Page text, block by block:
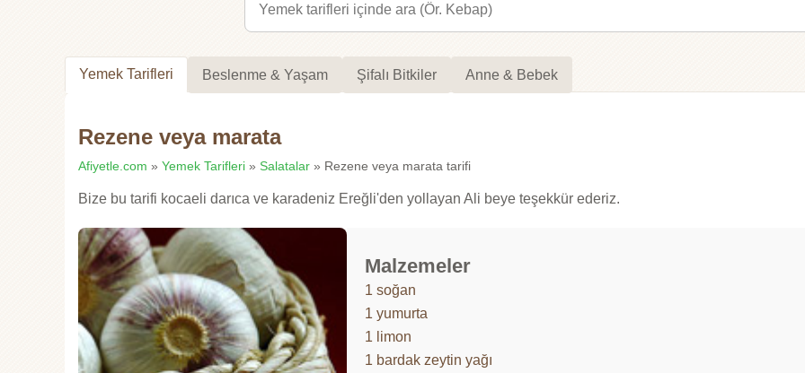
Yemek Tarifleri Beslenme & Yaşam Şifalı Bitkiler Anne & Bebek
Rezene veya marata
Afiyetle.com » Yemek Tarifleri » Salatalar » Rezene veya marata tarifi
Bize bu tarifi kocaeli darıca ve karadeniz Ereğli'den yollayan Ali beye teşekkür ederiz.
Malzemeler
1 soğan
1 yumurta
1 limon
1 bardak zeytin yağı